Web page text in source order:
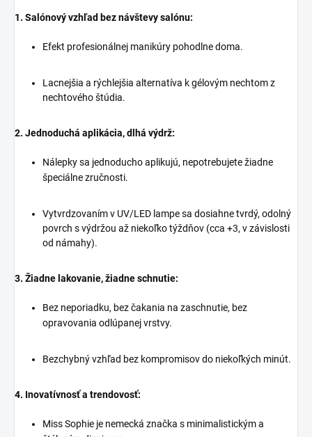
1. Salónový vzhľad bez návštevy salónu:
Efekt profesionálnej manikúry pohodlne doma.
Lacnejšia a rýchlejšia alternatíva k gélovým nechtom z
nechtového štúdia.
2. Jednoduchá aplikácia, dlhá výdrž:
Nálepky sa jednoducho aplikujú, nepotrebujete žiadne
špeciálne zručnosti.
Vytvrdzovaním v UV/LED lampe sa dosiahne tvrdý, odolný
povrch s výdržou až niekoľko týždňov (cca +3, v závislosti
od námahy).
3. Žiadne lakovanie, žiadne schnutie:
Bez neporiadku, bez čakania na zaschnutie, bez
opravovania odlúpanej vrstvy.
Bezchybný vzhľad bez kompromisov do niekoľkých minút.
4. Inovatívnosť a trendovosť:
Miss Sophie je nemecká značka s minimalistickým a